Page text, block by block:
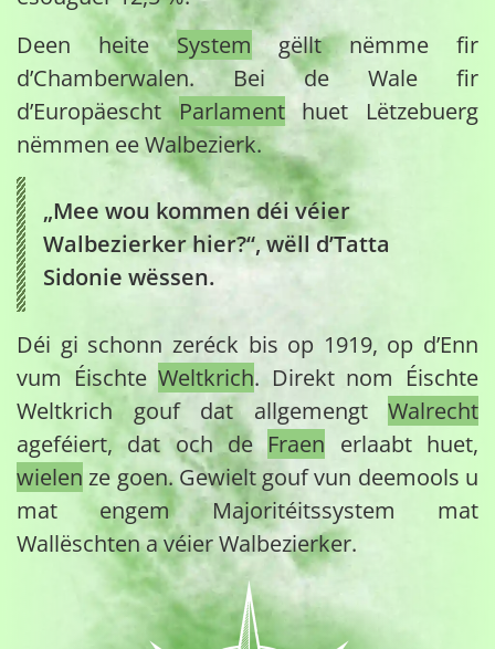
Deen heiteSystem gëllt nëmme fir
d’Chamberwalen. Bei de Wale fir
d’EuropäeschtParlamenthuet Lëtzebuerg
nëmmen ee Walbezierk.
„Mee wou kommen déi véier
Walbezierker hier?“, wëll d’Tatta
Sidonie wëssen.
Déi gi schonn zeréck bis op 1919, op d’Enn
vum ÉischteWeltkrich. Direkt nom Éischte
Weltkrich gouf dat allgemengt Walrecht
ageféiert, dat och de Fraen erlaabt huet,
wielen ze goen. Gewielt gouf vun deemools u
mat engem Majoritéitssystem mat
Wallëschten a véier Walbezierker.